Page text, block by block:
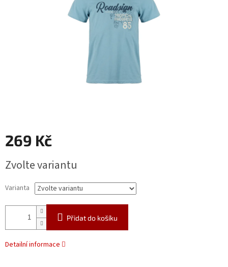
269 Kč
cena:
Zvolte variantu
Varianta
Přidat do košíku
Detailní informace